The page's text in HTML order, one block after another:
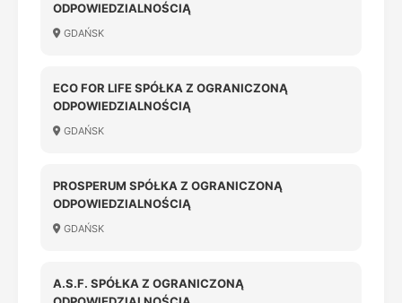
ODPOWIEDZIALNOŚCIĄ
GDAŃSK
ECO FOR LIFE SPÓŁKA Z OGRANICZONĄ
ODPOWIEDZIALNOŚCIĄ
GDAŃSK
PROSPERUM SPÓŁKA Z OGRANICZONĄ
ODPOWIEDZIALNOŚCIĄ
GDAŃSK
A.S.F. SPÓŁKA Z OGRANICZONĄ